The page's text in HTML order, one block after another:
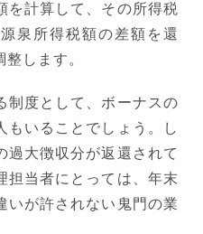
を計算して、その所得税
泉所得税額の差額を還
します。
制度として、ボーナスの
もいることでしょう。し
過大徴収分が返還されて
担当者にとっては、年末
いが許されない鬼門の業